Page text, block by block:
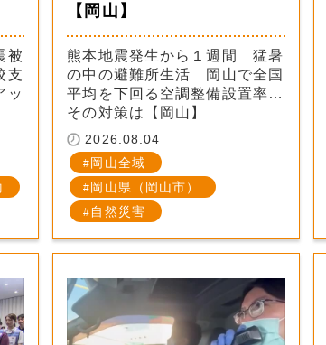
被
支
ッ
【岡山】
熊本地震発生から１週間 猛暑
の中の避難所生活 岡山で全国
平均を下回る空調整備設置率…
その対策は【岡山】
2026.08.04
岡山全域
岡山県（岡山市）
自然災害